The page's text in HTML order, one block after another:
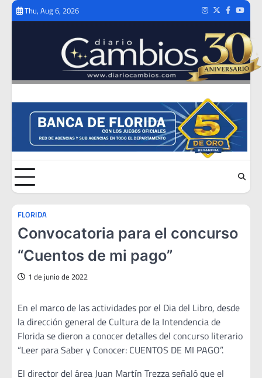
Skip
Thu, Aug 6, 2026 Instagram
TwitterFacebook
FLORIDA
Convocatoria para el concurso
“Cuentos de mi pago”
1 de junio de 2022
En el marco de las actividades por el Dia del Libro, desde
la dirección general de Cultura de la Intendencia de
Florida se dieron a conocer detalles del concurso literario
“Leer para Saber y Conocer: CUENTOS DE MI PAGO”.
El director del área Juan Martín Trezza señaló que el